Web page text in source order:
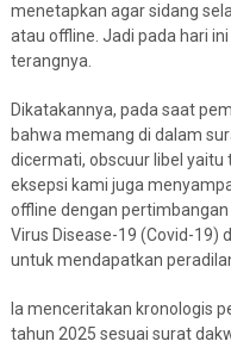
menetapkan agar sidang
atau offline. Jadi pada hari
terangnya.
Dikatakannya, pada saat
bahwa memang di dalam
dicermati, obscuur libel yaitu
eksepsi kami juga
offline dengan
Virus Disease-19 (Covid-19)
untuk mendapatkan
Ia menceritakan kronologis
tahun 2025 sesuai surat